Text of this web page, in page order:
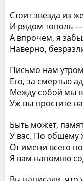
Стоит звезда из
И рядом тополь
А впрочем, я
Наверно,
Письмо нам
Его, за смертью
Между собой мы
Уж вы простите
Быть может,
У вас. По общему
От имени всего
Я вам напомню